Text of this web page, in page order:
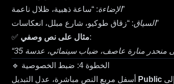
الإضاءة: “ساعة ذهبية، ظلال ناعمة”
السياق: “زقاق طوكيو، شارع مبلل، انعكاسات”
✅ مثال على نص وصفي:
🔹 الخطوة 4: ضبط الخصوصية
Public